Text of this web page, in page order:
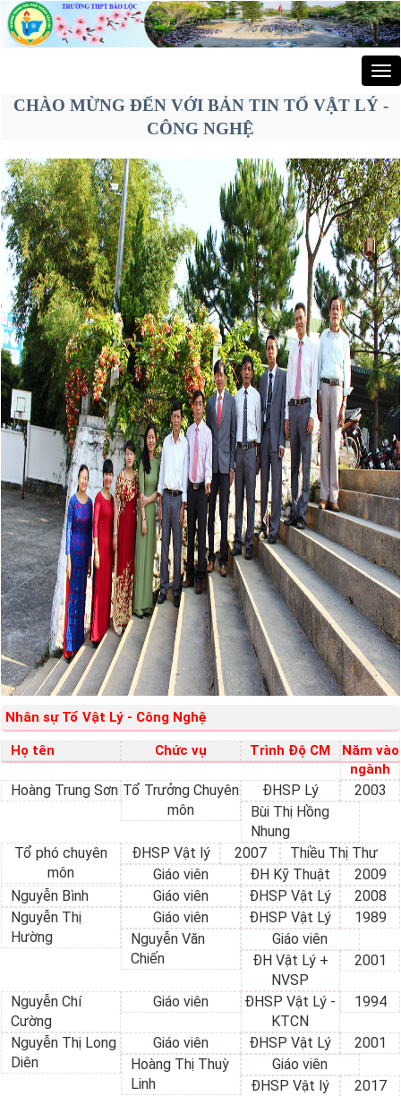
CHÀO MỪNG ĐẾN VỚI BẢN TIN TỔ VẬT LÝ -
CÔNG NGHỆ
Nhân sự Tổ Vật Lý - Công Nghệ
Họ tên Chức vụ Trình Độ CM
Năm vào
ngành
Hoàng Trung Sơn Tổ Trưởng Chuyên
môn
ĐHSP Lý
2003
Bùi Thị Hồng
Nhung
Tổ phó chuyên
môn
ĐHSP Vật lý 2007
Thiều Thị Thư
Giáo viên
ĐH Kỹ Thuật
2009
Nguyễn Bình
Giáo viên ĐHSP Vật Lý
2008
Nguyễn Thị
Hường
Giáo viên ĐHSP Vật Lý
1989
Nguyễn Văn
Chiến
Giáo viên
ĐH Vật Lý +
NVSP
2001
Nguyễn Chí
Cường
Giáo viên
ĐHSP Vật Lý -
KTCN
1994
Nguyễn Thị Long
Diên
Giáo viên ĐHSP Vật Lý
2001
Hoàng Thị Thuỳ
Linh
Giáo viên
ĐHSP Vật lý
2017